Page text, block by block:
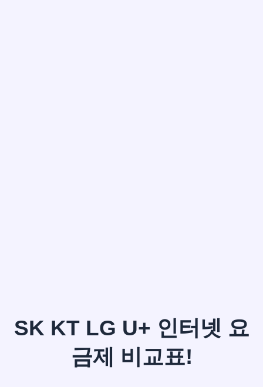
SK KT LG U+ 인터넷 요
금제 비교표!